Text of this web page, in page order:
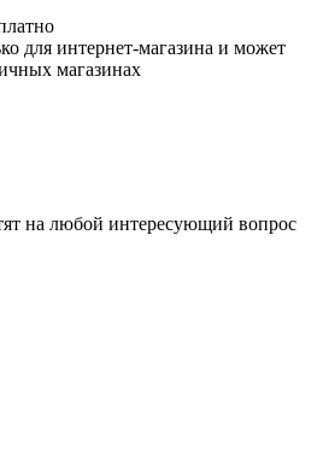
для интернет-магазина и может
магазинах
на любой интересующий вопрос